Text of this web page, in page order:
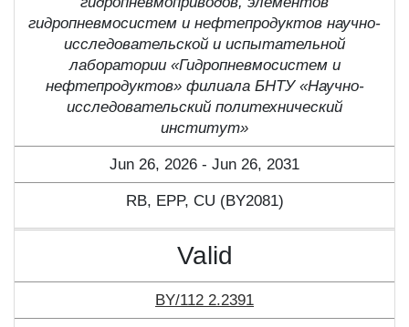
гидропневмосистем и нефтепродуктов научно-
исследовательской и испытательной
лаборатории «Гидропневмосистем и
нефтепродуктов» филиала БНТУ «Научно-
исследовательский политехнический
институт»
Jun 26, 2026 - Jun 26, 2031
RB, ЕPP, CU (BY2081)
Valid
BY/112 2.2391